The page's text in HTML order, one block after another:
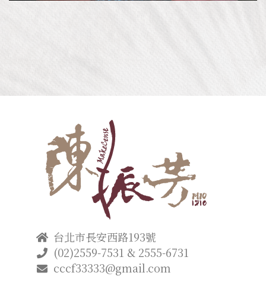
台北市長安西路193號
(02)2559-7531 & 2555-6731
cccf33333@gmail.com